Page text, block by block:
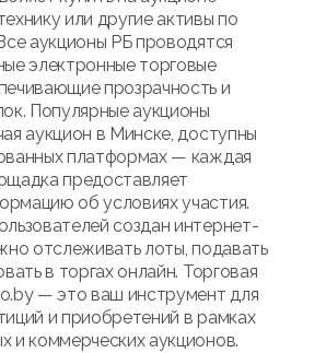
или другие активы по
аукционы РБ проводятся
электронные торговые
прозрачность и
Популярные аукционы
аукцион в Минске, доступны
платформах — каждая
предоставляет
об условиях участия.
создан интернет-
отслеживать лоты, подавать
в торгах онлайн. Торговая
— это ваш инструмент для
и приобретений в рамках
и коммерческих аукционов.